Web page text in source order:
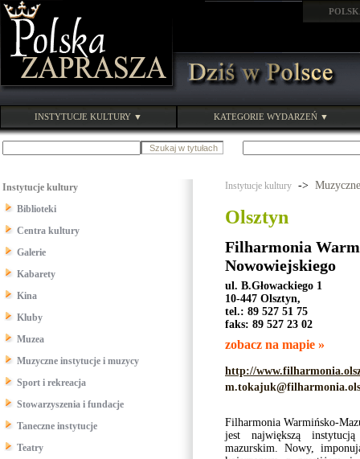
INSTYTUCJE KULTURY ▼ KATEGORIE WYDARZEŃ ▼
Instytucje kultury
Biblioteki
Centra kultury
Galerie
Kabarety
Kina
Kluby
Muzea
Muzyczne instytucje i muzycy
Sport i rekreacja
Stowarzyszenia i fundacje
Taneczne instytucje
Teatry
Instytucje kultury ->
Olsztyn
Filharmonia
Nowowiejskiego
ul. B.Głowackiego 1
10-447 Olsztyn,
tel.: 89 527 51 75
faks: 89 527 23 02
zobacz na mapie »
http://
Filharmonia Warmińsko-
jest największą
mazurskim. Nowy,